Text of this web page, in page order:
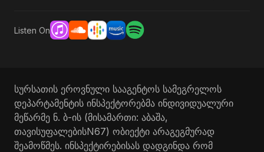
Listen On
სურსათის ეროვნული სააგენტოს სამეგრელოს
დეპარტამენტის ინსპექტორებმა ინდივიდუალური
მეწარმე ნ. ბ-ის (მისამართი: აბაშა,
თავისუფალებისN67) ობიექტი არაგეგმურად
შეამოწმეს. ინსპექტირებისას დადგინდა რომ